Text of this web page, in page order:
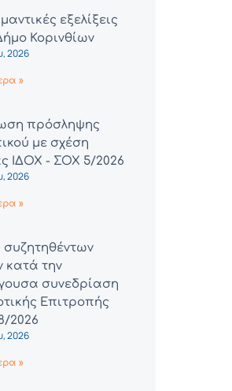
εξελίξεις
Κορινθίων
2026
»
πρόσληψης
με σχέση
ΙΔΟΧ - ΣΟΧ 5/2026
2026
»
συζητηθέντων
κατά την
συνεδρίαση
Επιτροπής
2026
2026
»